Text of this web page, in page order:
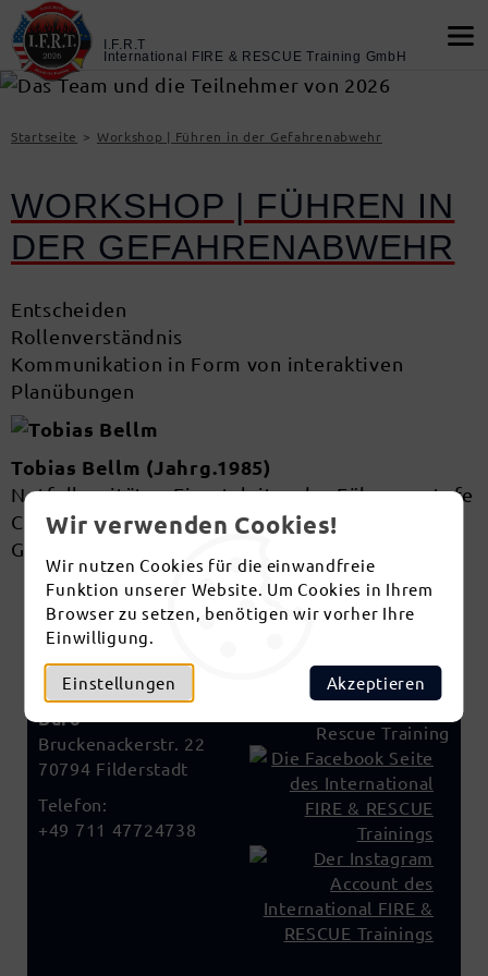
Wir verwenden Cookies!
Wir nutzen Cookies für die einwandfreie
Funktion unserer Website. Um Cookies in Ihrem
Browser zu setzen, benötigen wir vorher Ihre
Einwilligung.
Einstellungen Akzeptieren
Startseite Workshop | Führen in der Gefahrenabwehr
WORKSHOP | FÜHREN IN
DER GEFAHRENABWEHR
Entscheiden
Rollenverständnis
Kommunikation in Form von interaktiven
Planübungen
Tobias Bellm (Jahrg.1985)
Notfallsanitäter, Einsatzleiter der Führungsstufe
C (F5)
Geschäftsführer Strukturschmiede GmbH
I.F.R.T.
International FIRE & RESCUE Training GmbH
Büro
Bruckenackerstr. 22
70794 Filderstadt
Telefon:
+49 711 47724738